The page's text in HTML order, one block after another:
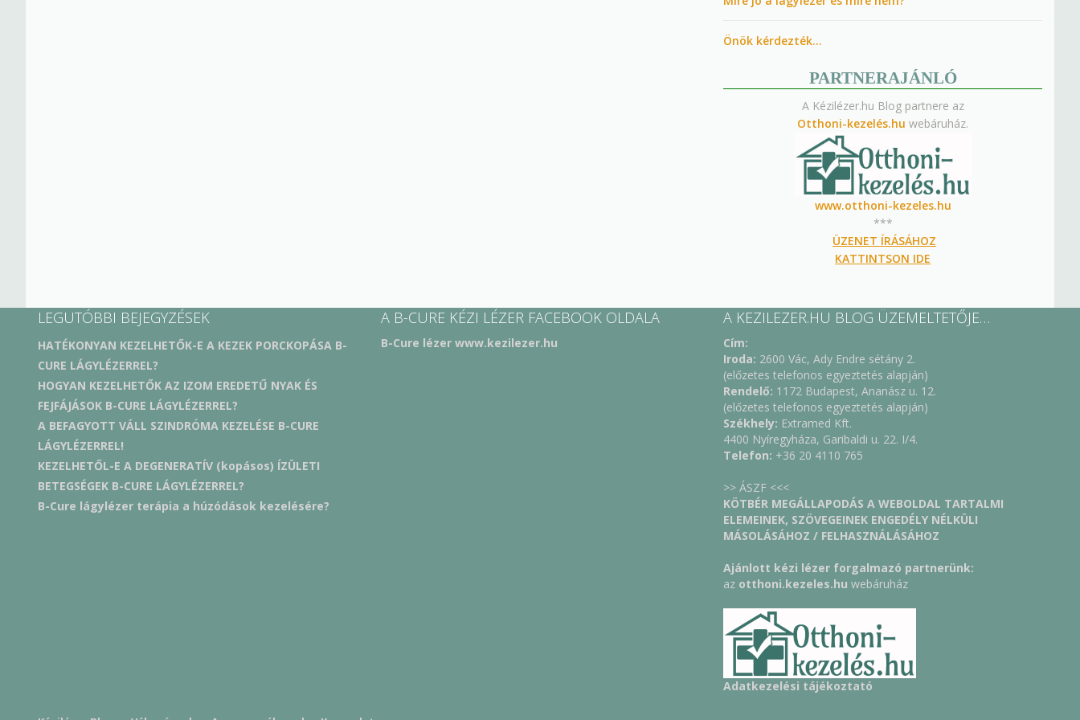
Önök kérdezték…
PARTNERAJÁNLÓ
A Kézilézer.hu Blog partnere az
Otthoni-kezelés.huwebáruház.
www.otthoni-kezeles.hu
***
ÜZENET ÍRÁSÁHOZ
KATTINTSON IDE
LEGUTÓBBI BEJEGYZÉSEK
HATÉKONYAN KEZELHETŐK-E A KEZEK PORCKOPÁSA B-
CURE LÁGYLÉZERREL?
HOGYAN KEZELHETŐK AZ IZOM EREDETŰ NYAK ÉS
FEJFÁJÁSOK B-CURE LÁGYLÉZERREL?
A BEFAGYOTT VÁLL SZINDRÓMA KEZELÉSE B-CURE
LÁGYLÉZERREL!
KEZELHETŐL-E A DEGENERATÍV (kopásos) ÍZÜLETI
BETEGSÉGEK B-CURE LÁGYLÉZERREL?
B-Cure lágylézer terápia a húzódások kezelésére?
A B-CURE KÉZI LÉZER FACEBOOK OLDALA
B-Cure lézer www.kezilezer.hu
A KEZILEZER.HU BLOG ÜZEMELTETŐJE…
Cím:
Iroda: 2600 Vác, Ady Endre sétány 2.
(előzetes telefonos egyeztetés alapján)
Rendelő: 1172 Budapest, Ananász u. 12.
(előzetes telefonos egyeztetés alapján)
Székhely: Extramed Kft.
4400 Nyíregyháza, Garibaldi u. 22. I/4.
Telefon: +36 20 4110 765
>> ÁSZF <<<
KÖTBÉR MEGÁLLAPODÁS A WEBOLDAL TARTALMI
ELEMEINEK, SZÖVEGEINEK ENGEDÉLY NÉLKÜLI
MÁSOLÁSÁHOZ / FELHASZNÁLÁSÁHOZ
Ajánlott kézi lézer forgalmazó partnerünk:
az otthoni.kezeles.hu webáruház
Adatkezelési tájékoztató